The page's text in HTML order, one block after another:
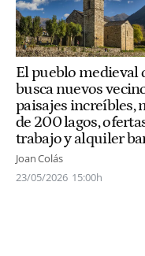
El pueblo medieval
busca nuevos
paisajes increíbles,
de 200 lagos,
trabajo y alquiler
Joan Colás
23/05/2026 15:00h